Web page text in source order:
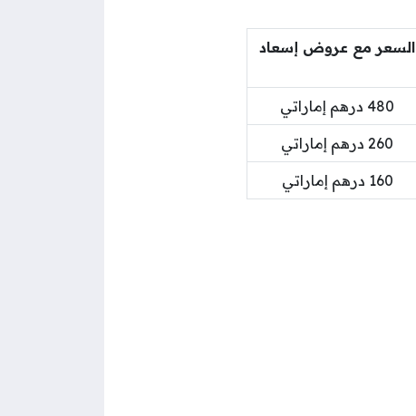
السعر مع عروض إسعاد
480 درهم إماراتي
260 درهم إماراتي
160 درهم إماراتي